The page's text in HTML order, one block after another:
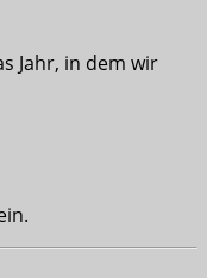
Jahr, in dem wir